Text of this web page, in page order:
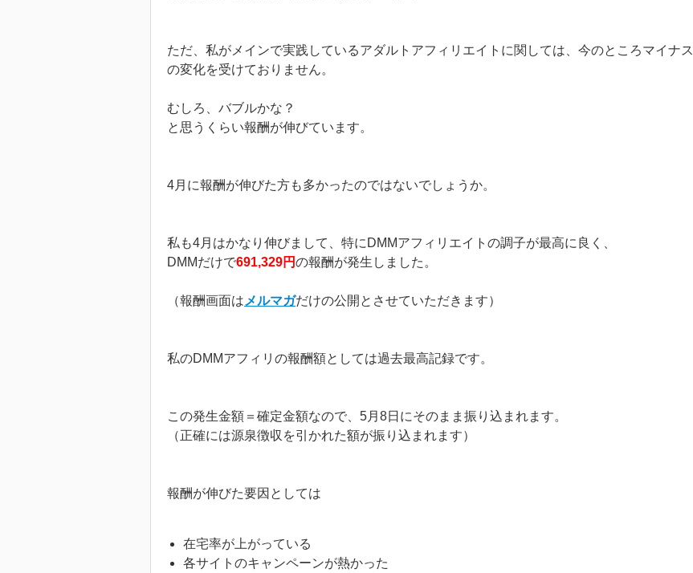
ただ、私がメインで実践しているアダルトアフィリエイトに関しては、今のところマイナス
の変化を受けておりません。
むしろ、バブルかな？
と思うくらい報酬が伸びています。
4月に報酬が伸びた方も多かったのではないでしょうか。
私も4月はかなり伸びまして、特にDMMアフィリエイトの調子が最高に良く、
DMMだけで691,329円の報酬が発生しました。
（報酬画面は メルマガだけの公開とさせていただきます）
私のDMMアフィリの報酬額としては過去最高記録です。
この発生金額＝確定金額なので、5月8日にそのまま振り込まれます。
（正確には源泉徴収を引かれた額が振り込まれます）
報酬が伸びた要因としては
在宅率が上がっている
各サイトのキャンペーンが熱かった